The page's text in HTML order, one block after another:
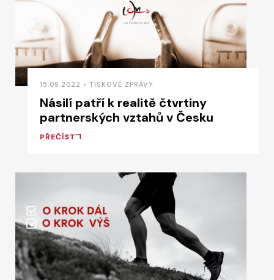
15.09.2022 • TISKOVÉ ZPRÁVY
Násilí patří k realitě čtvrtiny
partnerských vztahů v Česku
PŘEČÍST